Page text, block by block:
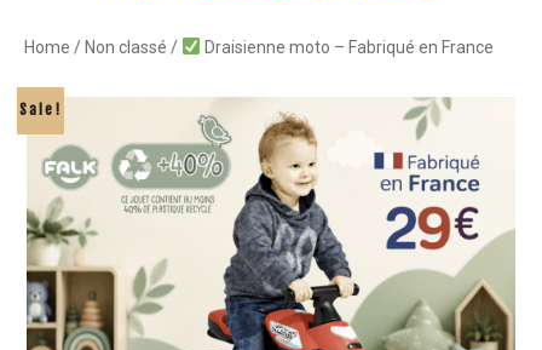
Home / Non classé / Draisienne moto – Fabriqué en France
Sale!